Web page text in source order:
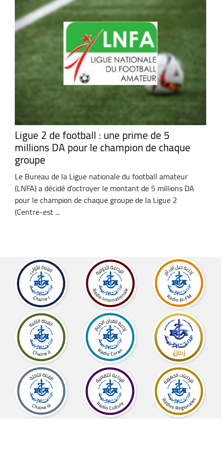
Ligue 2 de football : une prime de 5
millions DA pour le champion de chaque
groupe
Le Bureau de la Ligue nationale du football amateur
(LNFA) a décidé d’octroyer le montant de 5 millions DA
pour le champion de chaque groupe de la Ligue 2
(Centre-est ...